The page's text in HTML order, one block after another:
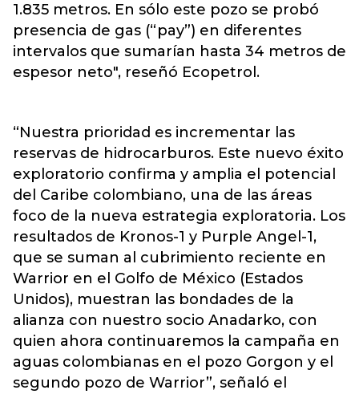
1.835 metros. En sólo este pozo se probó
presencia de gas (“pay”) en diferentes
intervalos que sumarían hasta 34 metros de
espesor neto", reseñó Ecopetrol.
“Nuestra prioridad es incrementar las
reservas de hidrocarburos. Este nuevo éxito
exploratorio confirma y amplia el potencial
del Caribe colombiano, una de las áreas
foco de la nueva estrategia exploratoria. Los
resultados de Kronos-1 y Purple Angel-1,
que se suman al cubrimiento reciente en
Warrior en el Golfo de México (Estados
Unidos), muestran las bondades de la
alianza con nuestro socio Anadarko, con
quien ahora continuaremos la campaña en
aguas colombianas en el pozo Gorgon y el
segundo pozo de Warrior”, señaló el